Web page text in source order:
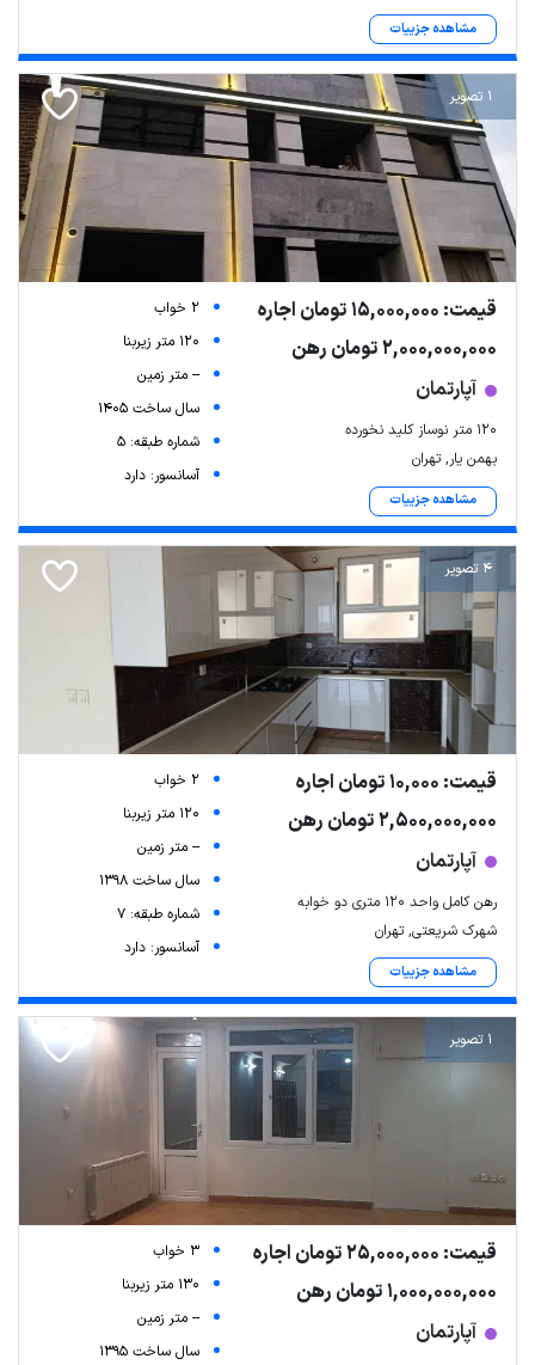
مشاهده جزییات
1 تصویر
قیمت: 15,000,000 تومان اجاره
2,000,000,000 تومان رهن
آپارتمان
120 متر نوساز کلید نخورده
بهمن یار, تهران
مشاهده جزییات
2 خواب
120 متر زیربنا
-- متر زمین
سال ساخت 1405
شماره طبقه: 5
آسانسور: دارد
4 تصویر
قیمت: 10,000 تومان اجاره
2,500,000,000 تومان رهن
آپارتمان
رهن کامل واحد ۱۲۰ متری دو خوابه
شهرک شریعتی, تهران
مشاهده جزییات
2 خواب
120 متر زیربنا
-- متر زمین
سال ساخت 1398
شماره طبقه: 7
آسانسور: دارد
1 تصویر
قیمت: 25,000,000 تومان اجاره
1,000,000,000 تومان رهن
آپارتمان
3 خواب
130 متر زیربنا
-- متر زمین
سال ساخت 1395